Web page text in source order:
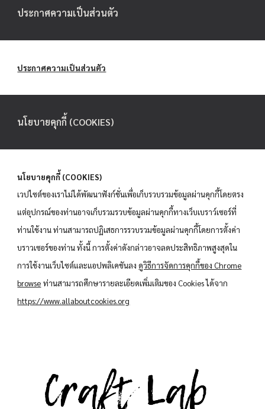
ประกาศความเป็นส่วนตัว
ประกาศความเป็นส่วนตัว
นโยบายคุกกี้ (COOKIES)
นโยบายคุกกี้ (COOKIES)
เวปไซต์ของเราไม่ได้พัฒนาฟังก์ชั่นเพื่อเก็บรวบรวมข้อมูลผ่านคุกกี้โดยตรง
แต่อุปกรณ์ของท่านอาจเก็บรวมรวบข้อมูลผ่านคุกกี้ทางเว็บเบราว์เซอร์ที่
ท่านใช้งาน ท่านสามารถปฏิเสธการรวบรวมข้อมูลผ่านคุกกี้โดยการตั้งค่า
บราวเซอร์ของท่าน ทั้งนี้ การตั้งค่าดังกล่าวอาจลดประสิทธิภาพสูงสุดใน
การใช้งานเว็บไซต์และแอปพลิเคชันลงดูวิธีการจัดการคุกกี้ของ Chrome
browse ท่านสามารถศึกษารายละเอียดเพิ่มเติมของ Cookies ได้จาก
https://www.allaboutcookies.org